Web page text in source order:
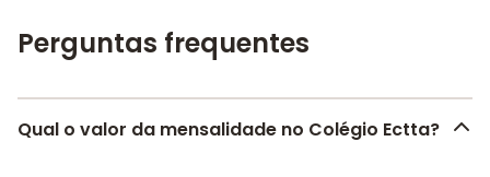
Perguntas frequentes
Qual o valor da mensalidade no Colégio Ectta?